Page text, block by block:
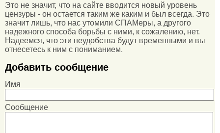
Это не значит, что на сайте вводится новый уровень
цензуры - он остается таким же каким и был всегда. Это
значит лишь, что нас утомили СПАМеры, а другого
надежного способа борьбы с ними, к сожалению, нет.
Надеемся, что эти неудобства будут временными и вы
отнесетесь к ним с пониманием.
Добавить сообщение
Имя
Сообщение